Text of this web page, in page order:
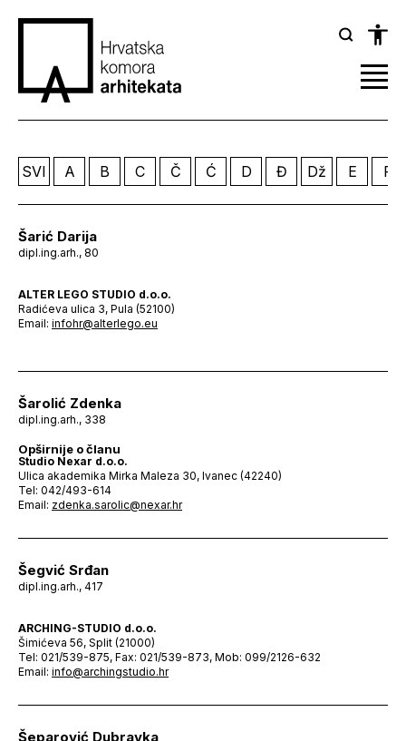
SVI A B C Č Ć D Đ Dž E F
Šarić Darija
dipl.ing.arh., 80
ALTER LEGO STUDIO d.o.o.
Radićeva ulica 3, Pula (52100)
Email: infohr@alterlego.eu
Šarolić Zdenka
dipl.ing.arh., 338
Opširnije o članu
Studio Nexar d.o.o.
Ulica akademika Mirka Maleza 30, Ivanec (42240)
Tel: 042/493-614
Email: zdenka.sarolic@nexar.hr
Šegvić Srđan
dipl.ing.arh., 417
ARCHING-STUDIO d.o.o.
Šimićeva 56, Split (21000)
Tel: 021/539-875, Fax: 021/539-873, Mob: 099/2126-632
Email: info@archingstudio.hr
Šeparović Dubravka